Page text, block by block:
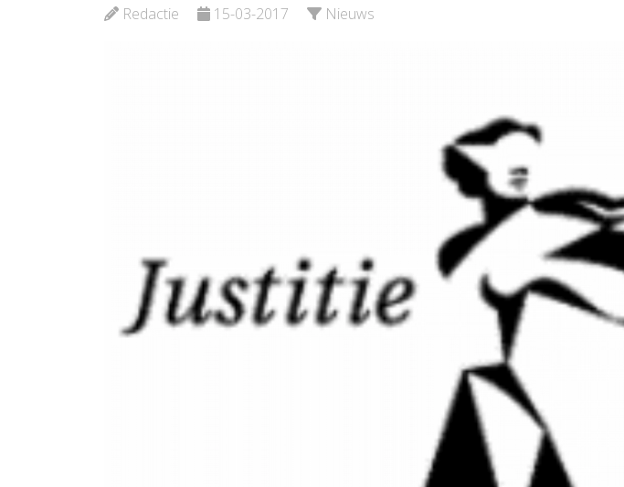
Redactie 15-03-2017 Nieuws
Bekijk de pagina Bekijk de pagina